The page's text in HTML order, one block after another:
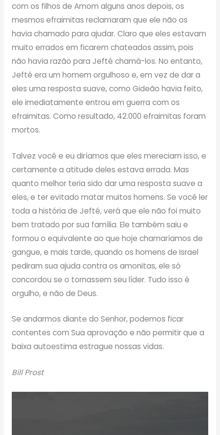
com os filhos de Amom alguns anos depois, os
mesmos efraimitas reclamaram que ele não os
havia chamado para ajudar. Claro que eles estavam
muito errados em ficarem chateados assim, pois
não havia razão para Jefté chamá-los. No entanto,
Jefté era um homem orgulhoso e, em vez de dar a
eles uma resposta suave, como Gideão havia feito,
ele imediatamente entrou em guerra com os
efraimitas. Como resultado, 42.000 efraimitas foram
mortos.
Talvez você e eu diríamos que eles mereciam isso, e
certamente a atitude deles estava errada. Mas
quanto melhor teria sido dar uma resposta suave a
eles, e ter evitado matar muitos homens. Se você ler
toda a história de Jefté, verá que ele não foi muito
bem tratado por sua família. Ele também saiu e
formou o equivalente ao que hoje chamaríamos de
gangue, e mais tarde, quando os homens de Israel
pediram sua ajuda contra os amonitas, ele só
concordou se o tornassem seu líder. Tudo isso é
orgulho, e não de Deus.
Se andarmos diante do Senhor, podemos ficar
contentes com Sua aprovação e não permitir que a
baixa autoestima estrague nossas vidas.
Bill Prost